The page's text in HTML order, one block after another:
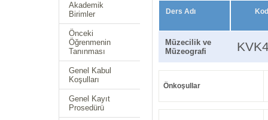
Akademik
Birimler
Önceki
Öğrenmenin
Tanınması
Genel Kabul
Koşulları
Genel Kayıt
Prosedürü
Ders Adı
Müzecilik ve
Müzeografi
Önkoşullar